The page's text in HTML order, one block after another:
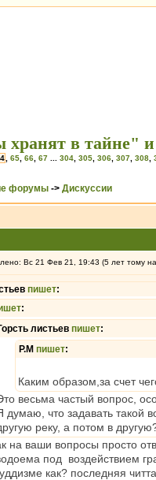
в тайне"
65 66 67 304 305 306 307 308
форумы -> Дискуссии
Вс 21 Фев 21, 19:43 (5 лет тому
пишет:
:
листьев пишет:
Р.М пишет:
Каким образом,за счет
весьма частый вопрос,
думаю, что задавать такой
реку, а потом в
на ваши вопросы просто
под воздействием
как? последняя